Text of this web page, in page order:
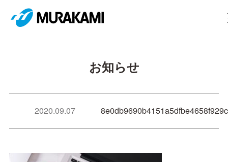
お知らせ
2020.09.07